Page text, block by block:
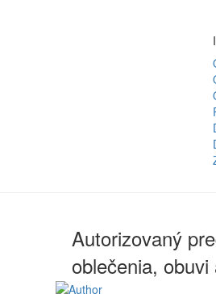
Autorizovaný
oblečenia,